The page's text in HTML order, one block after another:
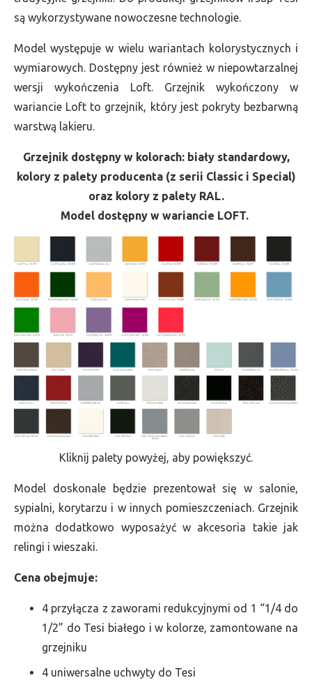
są wykorzystywane nowoczesne technologie.
Model występuje w wielu wariantach kolorystycznych i
wymiarowych. Dostępny jest również w niepowtarzalnej
wersji wykończenia Loft. Grzejnik wykończony w
wariancie Loft to grzejnik, który jest pokryty bezbarwną
warstwą lakieru.
Grzejnik dostępny w kolorach: biały standardowy,
kolory z palety producenta (z serii Classic i Special)
oraz kolory z palety RAL.
Model dostępny w wariancie LOFT.
Kliknij palety powyżej, aby powiększyć.
Model doskonale będzie prezentował się w salonie,
sypialni, korytarzu i w innych pomieszczeniach. Grzejnik
można dodatkowo wyposażyć w akcesoria takie jak
relingi i wieszaki.
Cena obejmuje:
4 przyłącza z zaworami redukcyjnymi od 1 “1/4 do
1/2” do Tesi białego i w kolorze, zamontowane na
grzejniku
4 uniwersalne uchwyty do Tesi